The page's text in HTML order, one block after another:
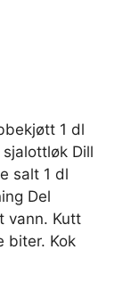
1 dl
Dill
salt 1 dl
Del
vann. Kutt
biter. Kok